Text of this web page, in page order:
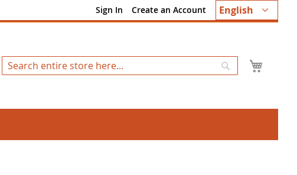
Language
English
Sign In Create an Account
Search